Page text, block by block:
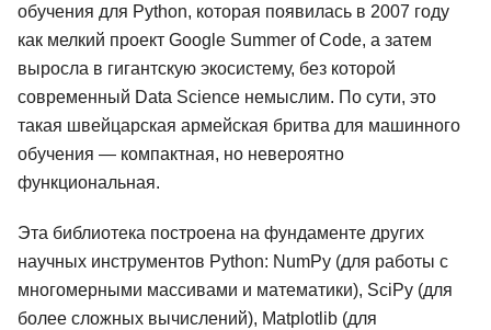
обучения для Python, которая появилась в 2007 году
как мелкий проект Google Summer of Code, а затем
выросла в гигантскую экосистему, без которой
современный Data Science немыслим. По сути, это
такая швейцарская армейская бритва для машинного
обучения — компактная, но невероятно
функциональная.
Эта библиотека построена на фундаменте других
научных инструментов Python: NumPy (для работы с
многомерными массивами и математики), SciPy (для
более сложных вычислений), Matplotlib (для